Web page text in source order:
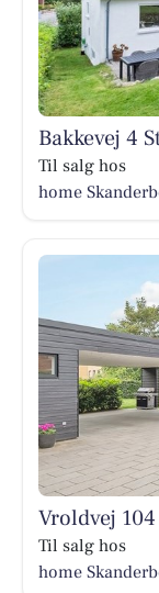
Bakkevej 4
Til salg hos
home
Vroldvej
Til salg hos
home